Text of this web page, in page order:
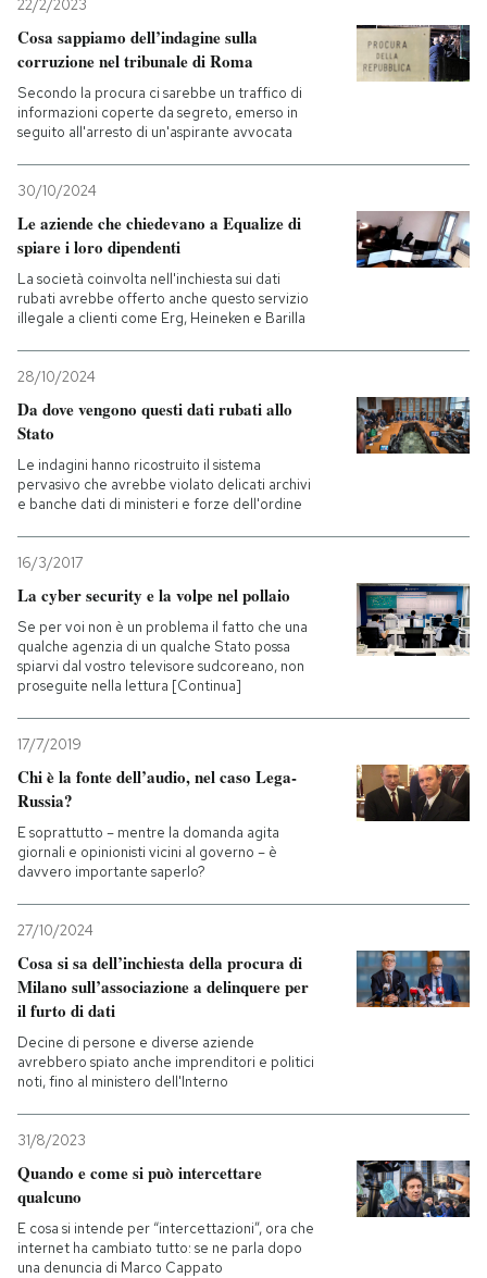
22/2/2023
Cosa sappiamo dell’indagine sulla
corruzione nel tribunale di Roma
Secondo la procura ci sarebbe un traffico di
informazioni coperte da segreto, emerso in
seguito all'arresto di un'aspirante avvocata
30/10/2024
Le aziende che chiedevano a Equalize di
spiare i loro dipendenti
La società coinvolta nell'inchiesta sui dati
rubati avrebbe offerto anche questo servizio
illegale a clienti come Erg, Heineken e Barilla
28/10/2024
Da dove vengono questi dati rubati allo
Stato
Le indagini hanno ricostruito il sistema
pervasivo che avrebbe violato delicati archivi
e banche dati di ministeri e forze dell'ordine
16/3/2017
La cyber security e la volpe nel pollaio
Se per voi non è un problema il fatto che una
qualche agenzia di un qualche Stato possa
spiarvi dal vostro televisore sudcoreano, non
proseguite nella lettura [Continua]
17/7/2019
Chi è la fonte dell’audio, nel caso Lega-
Russia?
E soprattutto – mentre la domanda agita
giornali e opinionisti vicini al governo – è
davvero importante saperlo?
27/10/2024
Cosa si sa dell’inchiesta della procura di
Milano sull’associazione a delinquere per
il furto di dati
Decine di persone e diverse aziende
avrebbero spiato anche imprenditori e politici
noti, fino al ministero dell'Interno
31/8/2023
Quando e come si può intercettare
qualcuno
E cosa si intende per “intercettazioni”, ora che
internet ha cambiato tutto: se ne parla dopo
una denuncia di Marco Cappato